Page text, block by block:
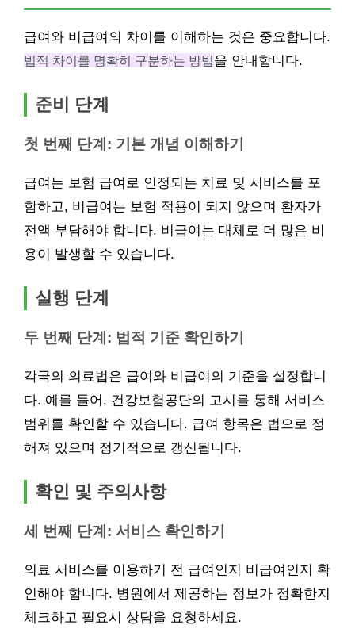
급여와 비급여의 차이를 이해하는 것은 중요합니다.
법적 차이를 명확히 구분하는 방법을 안내합니다.
준비 단계
첫 번째 단계: 기본 개념 이해하기
급여는 보험 급여로 인정되는 치료 및 서비스를 포
함하고, 비급여는 보험 적용이 되지 않으며 환자가
전액 부담해야 합니다. 비급여는 대체로 더 많은 비
용이 발생할 수 있습니다.
실행 단계
두 번째 단계: 법적 기준 확인하기
각국의 의료법은 급여와 비급여의 기준을 설정합니
다. 예를 들어, 건강보험공단의 고시를 통해 서비스
범위를 확인할 수 있습니다. 급여 항목은 법으로 정
해져 있으며 정기적으로 갱신됩니다.
확인 및 주의사항
세 번째 단계: 서비스 확인하기
의료 서비스를 이용하기 전 급여인지 비급여인지 확
인해야 합니다. 병원에서 제공하는 정보가 정확한지
체크하고 필요시 상담을 요청하세요.